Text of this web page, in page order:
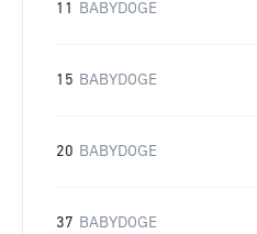
11 BABYDOGE
15 BABYDOGE
20 BABYDOGE
37 BABYDOGE